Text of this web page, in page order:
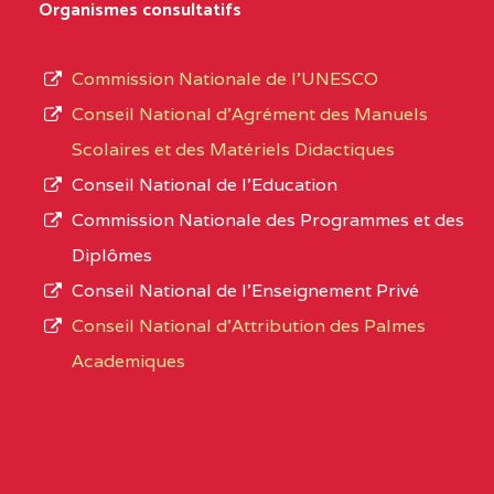
BAPTIST COMPREHENSIVE COLLEGE (
BAMENDA(1)
NORD-
OUEST
BAPTIST
COMPREHENSIVE
BAMENDA
BAPTIST COMPREHENSIVE COLLEGE
type
L’offre
d’éducation
de
Organismes consultatifs
Commission Nationale de l’UNESCO
Conseil National d’Agrément des Manuels
Scolaires et des Matériels Didactiques
Conseil National de l’Education
Commission Nationale des Programmes et des
Diplômes
Conseil National de l’Enseignement Privé
Conseil National d'Attribution des Palmes
Academiques